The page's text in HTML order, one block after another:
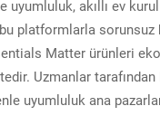
akıllı ev
bu platformlarla
Matter ürünleri
Uzmanlar
uyumluluk ana